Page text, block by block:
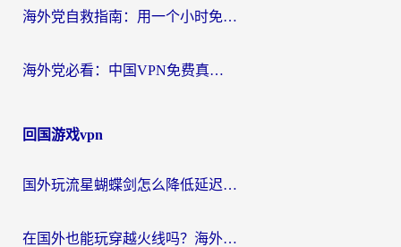
海外党自救指南：用一个小时免费加速器，轻松打破国内资源访问壁垒？
海外党必看：中国VPN免费真的靠谱吗？手把手教你选对回国加速器
回国游戏vpn
国外玩流星蝴蝶剑怎么降低延迟？海外党必看的加速秘籍（含欧洲鸣潮&彩虹岛优化攻略）
在国外也能玩穿越火线吗？海外玩家国服游戏畅玩终极指南